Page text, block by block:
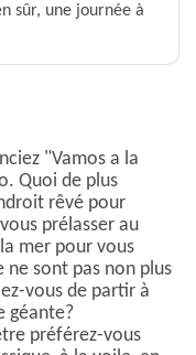
sûr, une journée à
"Vamos a la
Quoi de plus
rêvé pour
prélasser au
mer pour vous
ne sont pas non plus
vous de partir à
géante?
préférez-vous